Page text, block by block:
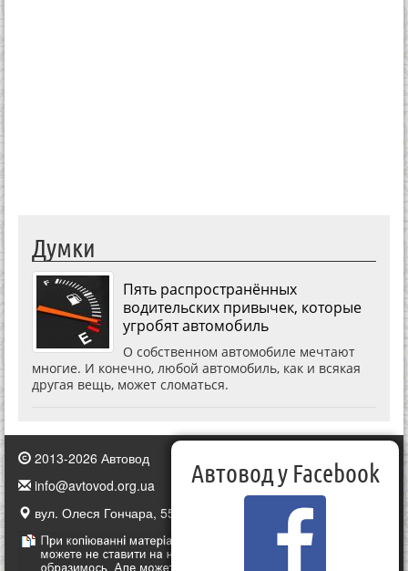
Думки
Пять распространённых
водительских привычек, которые
угробят автомобиль
О собственном автомобиле мечтают
многие. И конечно, любой автомобиль, как и всякая
другая вещь, может сломаться.
2013-2026 Автовод
info@avtovod.org.ua
вул. Олеся Гончара, 55, Київ, Україна
Автовод у Facebook